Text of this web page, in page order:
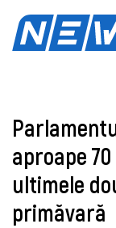
aproape
ultimele
primăvară